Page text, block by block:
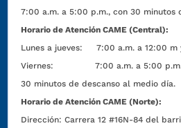
7:00 a.m. a 5:00 p.m., con 30 minutos
Horario de Atención CAME (Central):
Lunes a jueves: 7:00 a.m. a 12:00 m
Viernes: 7:00 a.m. a 5:00 p.m.
30 minutos de descanso al medio día.
Horario de Atención CAME (Norte):
Dirección:Carrera 12 #16N-84 del